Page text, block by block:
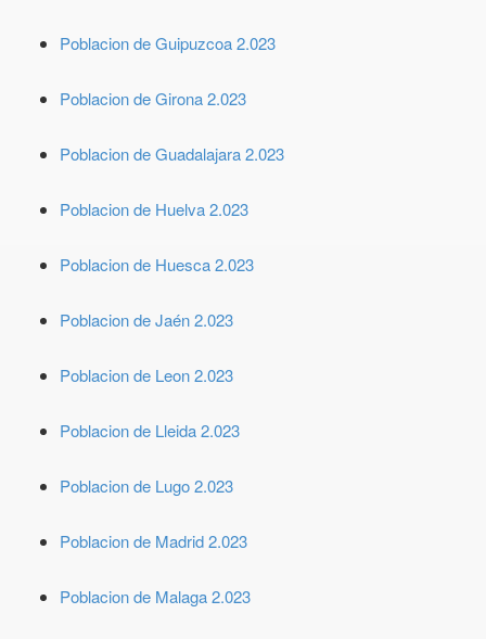
Poblacion de Guipuzcoa 2.023
Poblacion de Girona 2.023
Poblacion de Guadalajara 2.023
Poblacion de Huelva 2.023
Poblacion de Huesca 2.023
Poblacion de Jaén 2.023
Poblacion de Leon 2.023
Poblacion de Lleida 2.023
Poblacion de Lugo 2.023
Poblacion de Madrid 2.023
Poblacion de Malaga 2.023